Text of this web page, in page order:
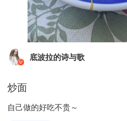
底波拉的诗与歌
炒面
自己做的好吃不贵～